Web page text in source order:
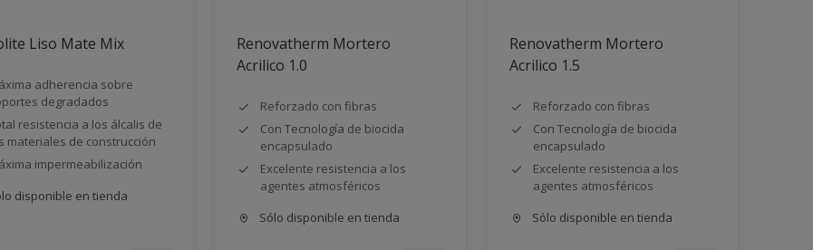
Liso Mate Mix
adherencia sobre
degradados
resistencia a los álcalis de
materiales de construcción
impermeabilización
disponible en tienda
Renovatherm Mortero
Acrilico 1.0
Reforzado con fibras
Con Tecnología de biocida
encapsulado
Excelente resistencia a los
agentes atmosféricos
Sólo disponible en tienda
Renovatherm Mortero
Acrilico 1.5
Reforzado con fibras
Con Tecnología de biocida
encapsulado
Excelente resistencia a los
agentes atmosféricos
Sólo disponible en tienda